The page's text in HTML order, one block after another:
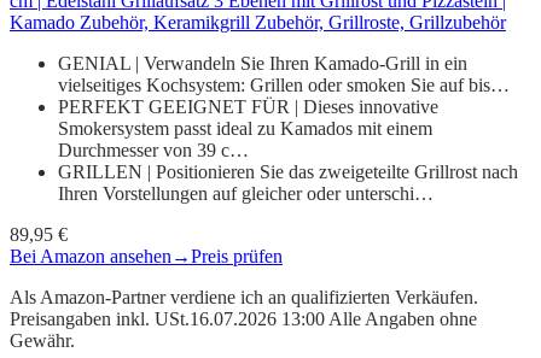
Kamado Zubehör, Keramikgrill Zubehör, Grillroste, Grillzubehör
GENIAL | Verwandeln Sie Ihren Kamado-Grill in ein
vielseitiges Kochsystem: Grillen oder smoken Sie auf bis…
PERFEKT GEEIGNET FÜR | Dieses innovative
Smokersystem passt ideal zu Kamados mit einem
Durchmesser von 39 c…
GRILLEN | Positionieren Sie das zweigeteilte Grillrost nach
Ihren Vorstellungen auf gleicher oder unterschi…
89,95 €
Bei Amazon ansehen →Preis prüfen
Als Amazon-Partner verdiene ich an qualifizierten Verkäufen.
Preisangaben inkl. USt.16.07.2026 13:00 Alle Angaben ohne
Gewähr.